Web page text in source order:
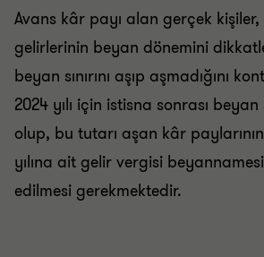
Avans kâr payı alan gerçek kişiler,
gelirlerinin beyan dönemini
beyan sınırını aşıp aşmadığını
2024 yılı için istisna sonrası beyan
olup, bu tutarı aşan kâr
yılına ait gelir vergisi
edilmesi gerekmektedir.